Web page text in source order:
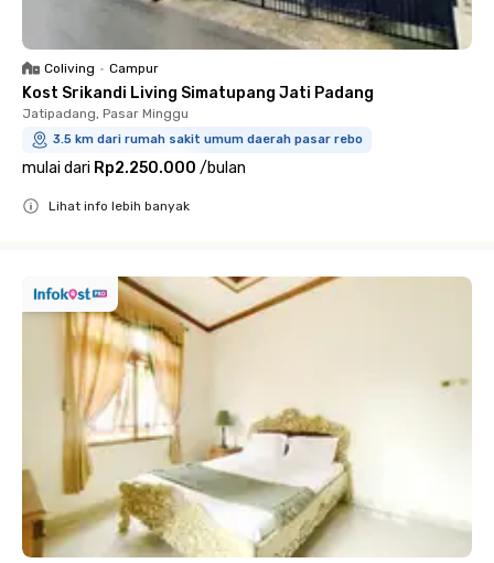
Coliving • Campur
Kost Srikandi Living Simatupang Jati Padang
Jatipadang, Pasar Minggu
3.5 km dari rumah sakit umum daerah pasar rebo
mulai dari Rp2.250.000 /bulan
Lihat info lebih banyak